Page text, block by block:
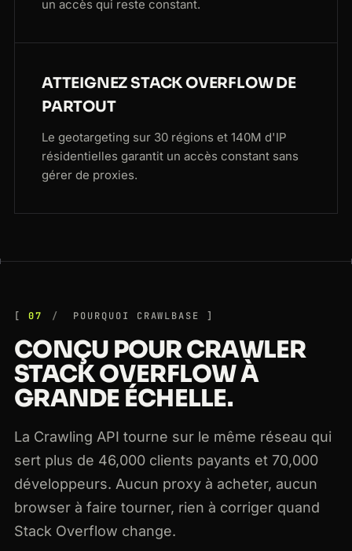
un accès qui reste constant.
ATTEIGNEZ STACK OVERFLOW DE
PARTOUT
Le geotargeting sur 30 régions et 140M d'IP
résidentielles garantit un accès constant sans
gérer de proxies.
07 POURQUOI CRAWLBASE
CONÇU POUR CRAWLER
STACK OVERFLOW À
GRANDE ÉCHELLE.
La Crawling API tourne sur le même réseau qui
sert plus de 46,000 clients payants et 70,000
développeurs. Aucun proxy à acheter, aucun
browser à faire tourner, rien à corriger quand
Stack Overflow change.